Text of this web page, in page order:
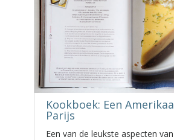
Kookboek: Een
Parijs
Een van de leukste aspecten